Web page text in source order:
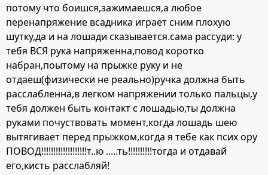
потому что боишся,зажимаешся,а любое
перенапряжение всадника играет сним плохую
шутку,да и на лошади сказывается.сама рассуди: у
тебя ВСЯ рука напряженна,повод коротко
набран,поытому на прыжке руку и не
отдаеш(физически не реально)ручка должна быть
расслабленна,в легком напряжении только пальцы,у
тебя должен быть контакт с лошадью,ты должна
руками почуствовать момент,когда лошадь шею
вытягивает перед прыжком,когда я тебе как псих ору
ПОВОД!!!!!!!!!!!!!!!!!!!т..ю .....ть!!!!!!!!!!тогда и отдавай
его,кисть расслабляй!